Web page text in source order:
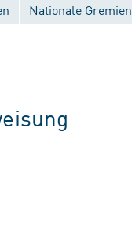
Nationale Gremien